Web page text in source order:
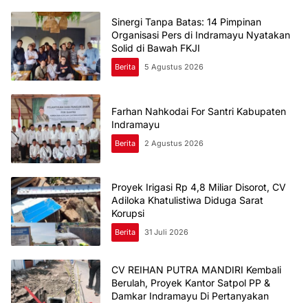
Sinergi Tanpa Batas: 14 Pimpinan
Organisasi Pers di Indramayu Nyatakan
Solid di Bawah FKJI
Berita 5 Agustus 2026
Farhan Nahkodai For Santri Kabupaten
Indramayu
Berita 2 Agustus 2026
Proyek Irigasi Rp 4,8 Miliar Disorot, CV
Adiloka Khatulistiwa Diduga Sarat
Korupsi
Berita 31 Juli 2026
CV REIHAN PUTRA MANDIRI Kembali
Berulah, Proyek Kantor Satpol PP &
Damkar Indramayu Di Pertanyakan